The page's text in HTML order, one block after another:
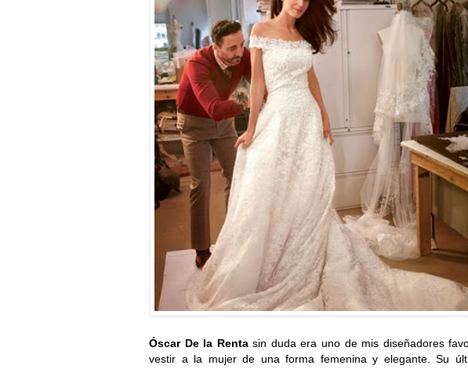
Óscar De la Rentasin duda era uno de mis diseñadores
vestir a la mujer de una forma femenina y elegante. Su